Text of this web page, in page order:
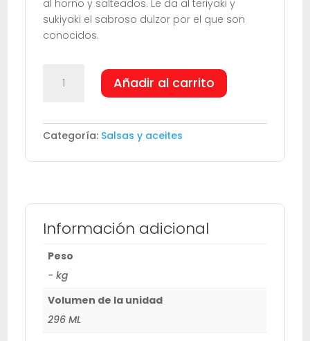
al horno y salteados. Le da al teriyaki y
sukiyaki el sabroso dulzor por el que son
conocidos.
mirin
Añadir al carrito
Categoría: Salsas y aceites
Información adicional
Peso
- kg
Volumen de la unidad
296 ML